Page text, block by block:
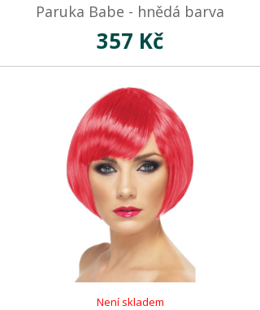
Paruka Babe - hnědá barva
357 Kč
Není skladem